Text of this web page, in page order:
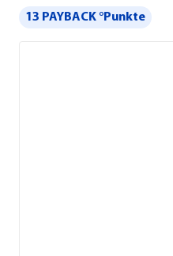
13 PAYBACK °Punkte